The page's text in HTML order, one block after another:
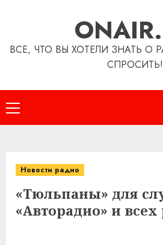
ВСЕ, ЧТО ВЫ ХОТЕЛИ ЗНАТЬ О
СПРОСИТЬ!
Основное
меню
Новости радио
«Тюльпаны» для
«Авторадио» и всех